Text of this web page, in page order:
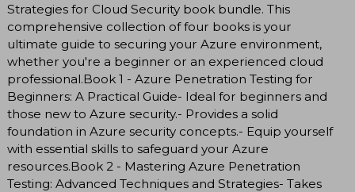
Strategies for Cloud Security book bundle. This
comprehensive collection of four books is your
ultimate guide to securing your Azure environment,
whether you're a beginner or an experienced cloud
professional.Book 1 - Azure Penetration Testing for
Beginners: A Practical Guide- Ideal for beginners and
those new to Azure security.- Provides a solid
foundation in Azure security concepts.- Equip yourself
with essential skills to safeguard your Azure
resources.Book 2 - Mastering Azure Penetration
Testing: Advanced Techniques and Strategies- Takes